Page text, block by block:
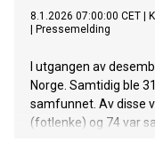
8.1.2026 07:00:00 CET
Pressemelding
I utgangen av
Norge. Samtidig ble
samfunnet. Av disse
(fotlenke) og 74 var